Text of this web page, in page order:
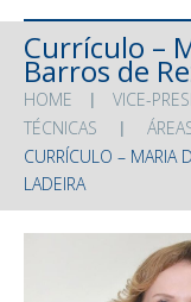
Currículo –
Barros de
HOME
VICE-
TÉCNICAS
CURRÍCULO – MARIA
LADEIRA